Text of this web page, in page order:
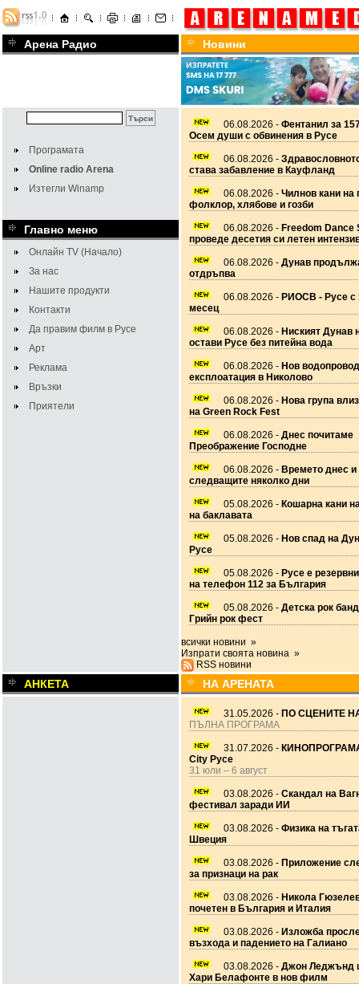
Арена Радио Новини
Програмата
Online radio Arena
Изтегли Winamp
Главно меню
Онлайн TV (Начало)
За нас
Нашите продукти
Контакти
Да правим филм в Русе
Арт
Реклама
Връзки
Приятели
06.08.2026 - Фентанил за
Осем души с обвинения в Русе
06.08.2026 -
става забавление в Кауфланд
06.08.2026 - Чилнов кани на
фолклор, хлябове и гозби
06.08.2026 - Freedom Dance
проведе десетия си летен
06.08.2026 - Дунав
отдръпва
06.08.2026 - РИОСВ - Русе с
месец
06.08.2026 - Ниският Дунав
остави Русе без питейна вода
06.08.2026 - Нов
експлоатация в Николово
06.08.2026 - Нова група
на Green Rock Fest
06.08.2026 - Днес почитаме
Преображение Господне
06.08.2026 - Времето днес и
следващите няколко дни
05.08.2026 - Кошарна кани
на баклавата
05.08.2026 - Нов спад на
Русе
05.08.2026 - Русе е
на телефон 112 за България
05.08.2026 - Детска рок
Грийн рок фест
всички новини »
Изпрати своята новина »
RSS новини
АНКЕТА НА АРЕНАТА
31.05.2026 - ПО СЦЕНИТЕ
ПЪЛНА ПРОГРАМА
31.07.2026 -
City Русе
31 юли – 6 август
03.08.2026 - Скандал на
фестивал заради ИИ
03.08.2026 - Физика на
Швеция
03.08.2026 - Приложение
за признаци на рак
03.08.2026 - Никола
почетен в България и Италия
03.08.2026 - Изложба
възхода и падението на Галиано
03.08.2026 - Джон Леджънд
Хари Белафонте в нов филм